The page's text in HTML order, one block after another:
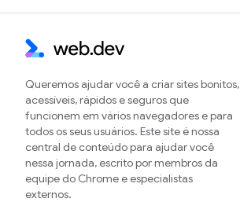
Queremos ajudar você a criar sites bonitos,
acessíveis, rápidos e seguros que
funcionem em vários navegadores e para
todos os seus usuários. Este site é nossa
central de conteúdo para ajudar você
nessa jornada, escrito por membros da
equipe do Chrome e especialistas
externos.